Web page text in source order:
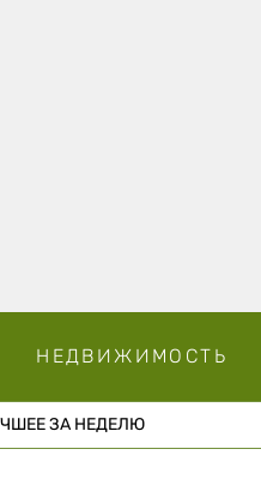
НЕДВИЖИМОСТЬ
ЗА НЕДЕЛЮ